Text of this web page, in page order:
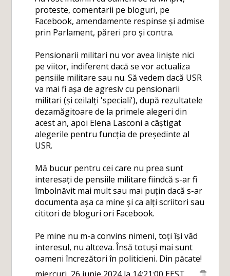
proteste, comentarii pe bloguri, pe
Facebook, amendamente respinse și admise
prin Parlament, păreri pro și contra.
Pensionarii militari nu vor avea liniște nici
pe viitor, indiferent dacă se vor actualiza
pensiile militare sau nu. Să vedem dacă USR
va mai fi așa de agresiv cu pensionarii
militari (și ceilalți 'speciali'), după rezultatele
dezamăgitoare de la primele alegeri din
acest an, apoi Elena Lasconi a câștigat
alegerile pentru funcția de președinte al
USR.
Mă bucur pentru cei care nu prea sunt
interesați de pensiile militare fiindcă s-ar fi
îmbolnăvit mai mult sau mai puțin dacă s-ar
documenta așa ca mine și ca alți scriitori sau
cititori de bloguri ori Facebook.
Pe mine nu m-a convins nimeni, toți își văd
interesul, nu altceva. Însă totuși mai sunt
oameni încrezători în politicieni. Din păcate!